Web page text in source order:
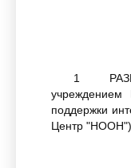
1
поддержки
Центр "НООН")